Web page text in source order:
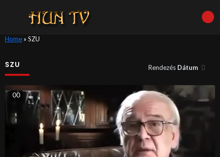
Home» SZU
SZU Rendezés Dátum
00